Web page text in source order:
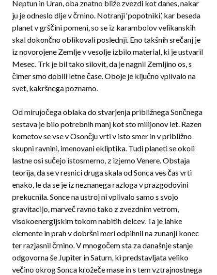
Neptun in Uran, oba znatno bli­že zvezdi kot danes, nakar
ju je odneslo dlje v črnino. Notranji ‘popotniki’, kar beseda
planet v grščini pomeni, so se iz karambolov velikanskih
skal dokončno oblikovali poslednji. Eno takšnih srečanj je
iz novorojene Zemlje v vesolje izbilo material, ki je ustvaril
Mesec. Trk je bil tako silovit, da je nagnil Zemljino os, s
čimer smo dobili letne čase. Oboje je ključno vplivalo na
svet, kakršnega poznamo.
Od mirujočega oblaka do stvarjenja približnega Sončnega
sestava je bilo potrebnih manj kot sto milijonov let. Razen
kometov se vse v Osončju vrti v isto smer in v približno
skupni ravnini, imenovani ekliptika. Tudi planeti se okoli
lastne osi sučejo istosmerno, z izjemo Venere. Obstaja
teorija, da se v resnici druga skala od Sonca ves čas vrti
enako, le da se je iz neznanega razloga v prazgodovini
prekucnila. Sonce na ustroj ni vplivalo samo s svojo
gravitacijo, marveč ravno tako z zvezdnim vetrom,
visokoenergijskim tokom nabitih delcev. Ta je lahke
elemente in prah v dobršni meri odpihnil na zunanji konec
ter razjasnil črnino. V mnogočem sta za današnje stanje
odgovorna še Jupiter in Saturn, ki pred­stavljata veliko
večino okrog Sonca krožeče mase in s tem vztrajnostnega